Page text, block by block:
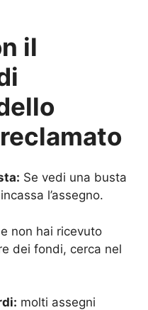
il
Se vedi una busta
l’assegno.
non hai ricevuto
dei fondi, cerca nel
molti assegni